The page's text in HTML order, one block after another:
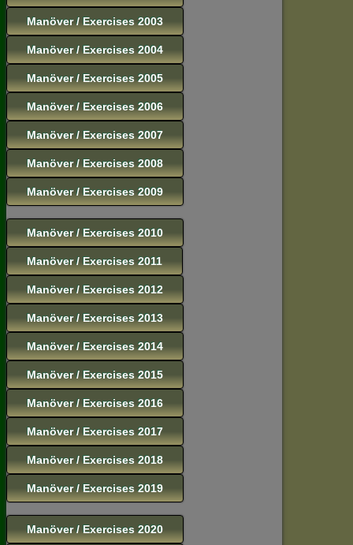
Manöver / Exercises 2003
Manöver / Exercises 2004
Manöver / Exercises 2005
Manöver / Exercises 2006
Manöver / Exercises 2007
Manöver / Exercises 2008
Manöver / Exercises 2009
Manöver / Exercises 2010
Manöver / Exercises 2011
Manöver / Exercises 2012
Manöver / Exercises 2013
Manöver / Exercises 2014
Manöver / Exercises 2015
Manöver / Exercises 2016
Manöver / Exercises 2017
Manöver / Exercises 2018
Manöver / Exercises 2019
Manöver / Exercises 2020